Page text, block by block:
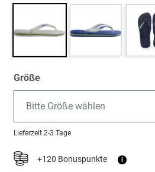
Größe
Bitte Größe wählen
Lieferzeit 2-3 Tage
+120 Bonuspunkte i